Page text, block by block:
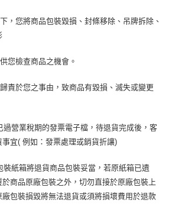
，您將商品包裝毀損、封條移除、吊牌拆除、
您檢查商品之機會。
責於您之事由，致商品有毀損、滅失或變更
營業稅期的發票電子檔，待退貨完成後，客
宜( 例如：發票處理或銷貨折讓)
紙箱將退貨商品包裝妥當，若原紙箱已遺
商品原廠包裝之外，切勿直接於原廠包裝上
包裝損毀將無法退貨或須將損壞費用於退款